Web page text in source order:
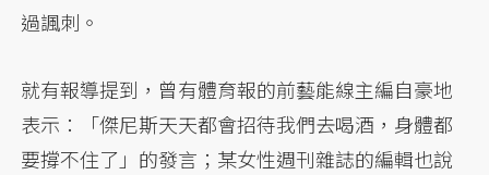
過諷刺。
就有報導提到，曾有體育報的前藝能線主編自豪地
表示：「傑尼斯天天都會招待我們去喝酒，身體都
要撐不住了」的發言；某女性週刊雜誌的編輯也說